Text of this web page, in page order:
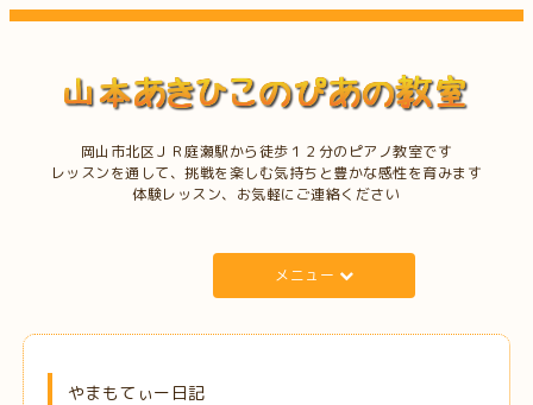
岡山市北区ＪＲ庭瀬駅から徒歩１２分のピアノ教室です
レッスンを通して、挑戦を楽しむ気持ちと豊かな感性を育みます
体験レッスン、お気軽にご連絡ください
メニュー
やまもてぃー日記